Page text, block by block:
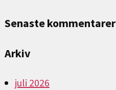
Senaste kommentarer
Arkiv
juli 2026